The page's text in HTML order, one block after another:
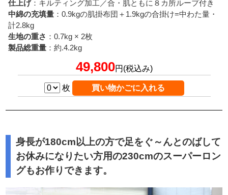
仕上げ：キルティング加工／合・肌ともに８カ所ループ付き
中綿の充填量 ：0.9kgの肌掛布団＋1.9kgの合掛け=中わた量・
計2.8kg
生地の重さ ：0.7kg × 2枚
製品総重量 ：約.4.2kg
49,800円(税込み)
枚
身長が180cm以上の方で足をぐ～んとのばして
お休みになりたい方用の230cmのスーパーロン
グもお作りできます。